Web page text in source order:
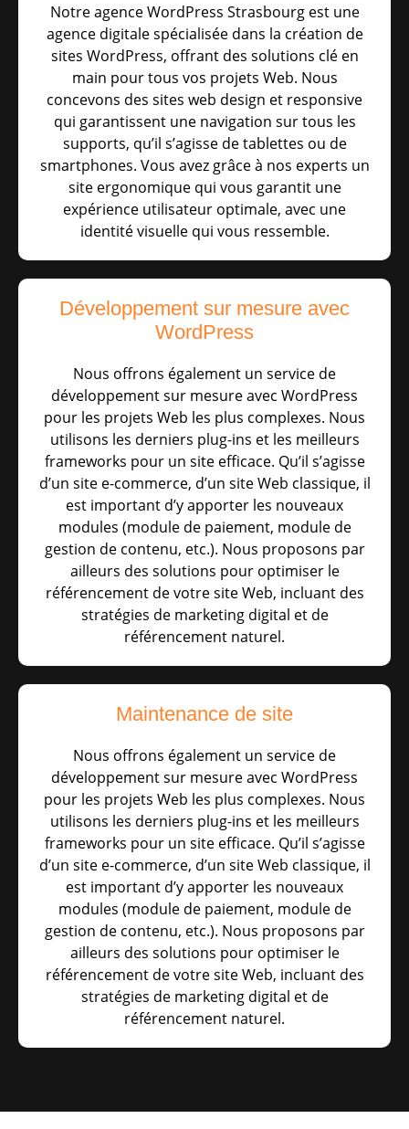
Notre agence WordPress Strasbourg est une
agence digitale spécialisée dans la création de
sites WordPress, offrant des solutions clé en
main pour tous vos projets Web. Nous
concevons des sites web design et responsive
qui garantissent une navigation sur tous les
supports, qu’il s’agisse de tablettes ou de
smartphones. Vous avez grâce à nos experts un
site ergonomique qui vous garantit une
expérience utilisateur optimale, avec une
identité visuelle qui vous ressemble.
Développement sur mesure avec
WordPress
Nous offrons également un service de
développement sur mesure avec WordPress
pour les projets Web les plus complexes. Nous
utilisons les derniers plug-ins et les meilleurs
frameworks pour un site efficace. Qu’il s’agisse
d’un site e-commerce, d’un site Web classique, il
est important d’y apporter les nouveaux
modules (module de paiement, module de
gestion de contenu, etc.). Nous proposons par
ailleurs des solutions pour optimiser le
référencement de votre site Web, incluant des
stratégies de marketing digital et de
référencement naturel.
Maintenance de site
Nous offrons également un service de
développement sur mesure avec WordPress
pour les projets Web les plus complexes. Nous
utilisons les derniers plug-ins et les meilleurs
frameworks pour un site efficace. Qu’il s’agisse
d’un site e-commerce, d’un site Web classique, il
est important d’y apporter les nouveaux
modules (module de paiement, module de
gestion de contenu, etc.). Nous proposons par
ailleurs des solutions pour optimiser le
référencement de votre site Web, incluant des
stratégies de marketing digital et de
référencement naturel.